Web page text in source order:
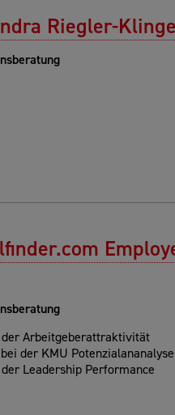
Riegler-
Arbeitgeberattraktivität
der KMU Potenzialananalyse
Leadership Performance